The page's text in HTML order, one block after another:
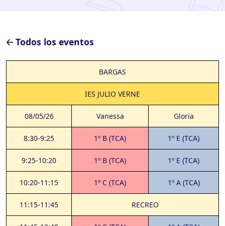
🡠 Todos los eventos
BARGAS
IES JULIO VERNE
08/05/26 Vanessa Gloria
8:30-9:25 1º B (TCA) 1º E (TCA)
9:25-10:20 1º B (TCA) 1º E (TCA)
10:20-11:15 1º C (TCA) 1º A (TCA)
11:15-11:45 RECREO